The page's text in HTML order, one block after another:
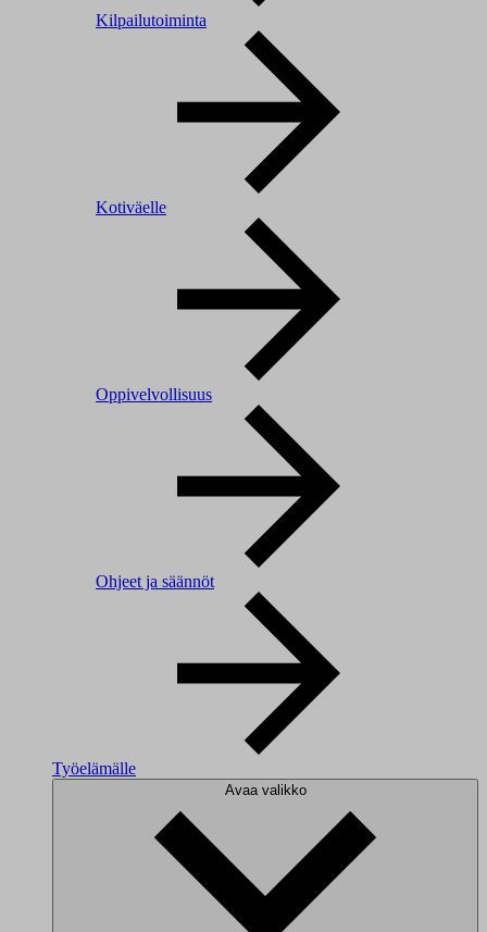
Kilpailutoiminta
Kotiväelle
Oppivelvollisuus
Ohjeet ja säännöt
Työelämälle
Avaa valikko